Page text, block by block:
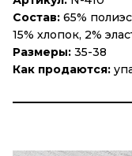
Состав: 65%
15% хлопок, 2%
Размеры: 35-38
Как продаются: